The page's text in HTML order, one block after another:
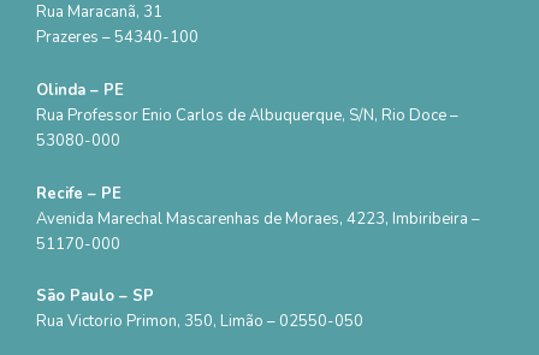
Rua Maracanã, 31
Prazeres – 54340-100
Olinda – PE
Rua Professor Enio Carlos de Albuquerque, S/N, Rio Doce –
53080-000
Recife – PE
Avenida Marechal Mascarenhas de Moraes, 4223, Imbiribeira –
51170-000
São Paulo – SP
Rua Victorio Primon, 350, Limão – 02550-050